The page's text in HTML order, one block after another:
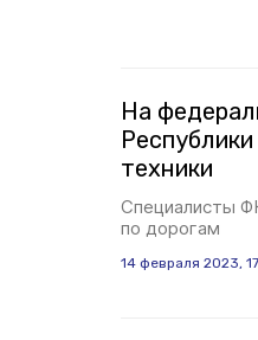
На
техники
Специалисты
по дорогам
14 февраля 2023,